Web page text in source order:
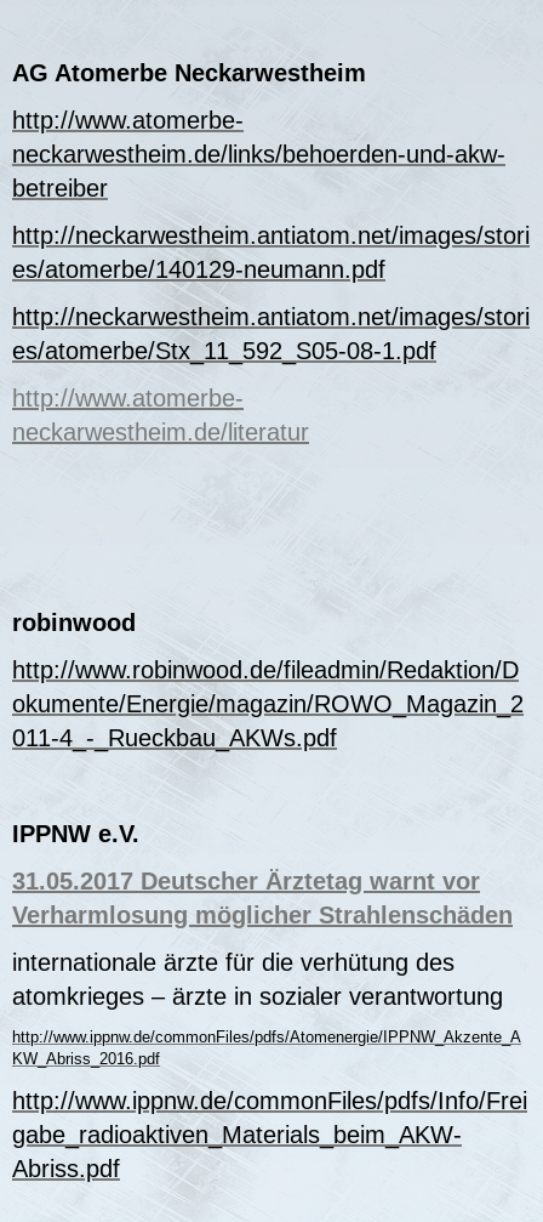
AG Atomerbe Neckarwestheim
http://www.atomerbe-
neckarwestheim.de/links/behoerden-und-akw-
betreiber
http://neckarwestheim.antiatom.net/images/stori
es/atomerbe/140129-neumann.pdf
http://neckarwestheim.antiatom.net/images/stori
es/atomerbe/Stx_11_592_S05-08-1.pdf
http://www.atomerbe-
neckarwestheim.de/literatur
robinwood
http://www.robinwood.de/fileadmin/Redaktion/D
okumente/Energie/magazin/ROWO_Magazin_2
011-4_-_Rueckbau_AKWs.pdf
IPPNW e.V.
31.05.2017 Deutscher Ärztetag warnt vor
Verharmlosung möglicher Strahlenschäden
internationale ärzte für die verhütung des
atomkrieges – ärzte in sozialer verantwortung
http://www.ippnw.de/commonFiles/pdfs/Atomenergie/IPPNW_Akzente_A
KW_Abriss_2016.pdf
http://www.ippnw.de/commonFiles/pdfs/Info/Frei
gabe_radioaktiven_Materials_beim_AKW-
Abriss.pdf